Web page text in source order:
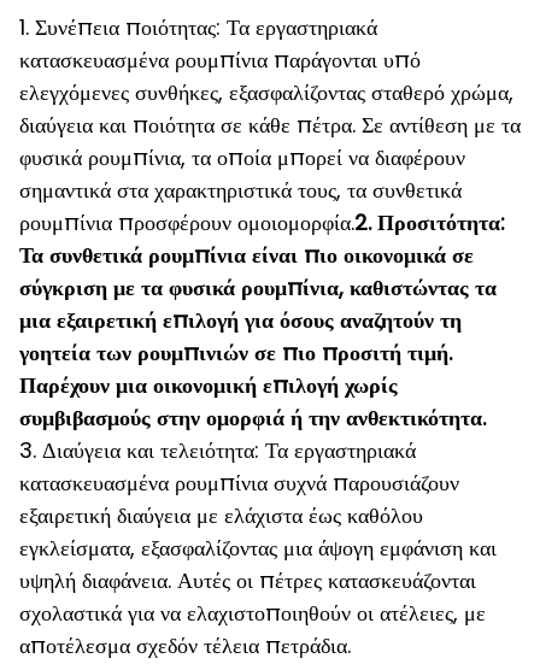
1. Συνέπεια ποιότητας: Τα εργαστηριακά
κατασκευασμένα ρουμπίνια παράγονται υπό
ελεγχόμενες συνθήκες, εξασφαλίζοντας σταθερό χρώμα,
διαύγεια και ποιότητα σε κάθε πέτρα. Σε αντίθεση με τα
φυσικά ρουμπίνια, τα οποία μπορεί να διαφέρουν
σημαντικά στα χαρακτηριστικά τους, τα συνθετικά
ρουμπίνια προσφέρουν ομοιομορφία.2. Προσιτότητα:
Τα συνθετικά ρουμπίνια είναι πιο οικονομικά σε
σύγκριση με τα φυσικά ρουμπίνια, καθιστώντας τα
μια εξαιρετική επιλογή για όσους αναζητούν τη
γοητεία των ρουμπινιών σε πιο προσιτή τιμή.
Παρέχουν μια οικονομική επιλογή χωρίς
συμβιβασμούς στην ομορφιά ή την ανθεκτικότητα.
3. Διαύγεια και τελειότητα: Τα εργαστηριακά
κατασκευασμένα ρουμπίνια συχνά παρουσιάζουν
εξαιρετική διαύγεια με ελάχιστα έως καθόλου
εγκλείσματα, εξασφαλίζοντας μια άψογη εμφάνιση και
υψηλή διαφάνεια. Αυτές οι πέτρες κατασκευάζονται
σχολαστικά για να ελαχιστοποιηθούν οι ατέλειες, με
αποτέλεσμα σχεδόν τέλεια πετράδια.